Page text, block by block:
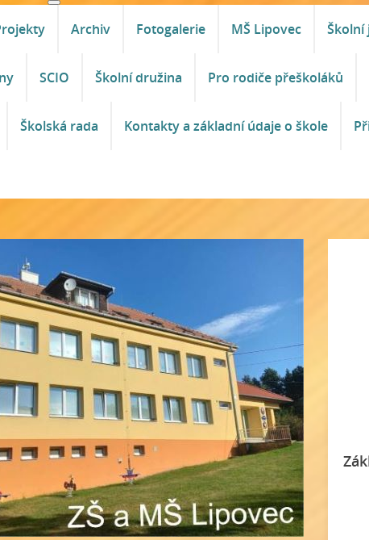
Archiv Fotogalerie MŠ Lipovec Školní
SCIO Školní družina Pro rodiče přeškoláků
Školská rada Kontakty a základní údaje o škole